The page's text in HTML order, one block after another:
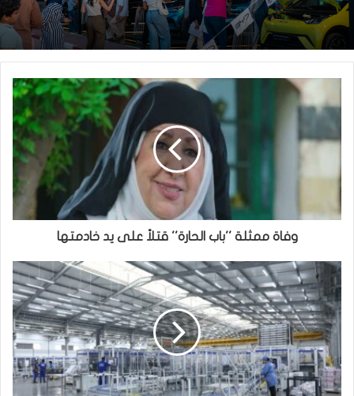
وفاة ممثلة ''باب الحارة'' قتلاً على يد خادمتها⁩